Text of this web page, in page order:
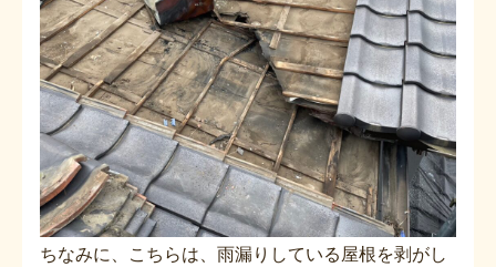
ちなみに、こちらは、雨漏りしている屋根を剥がし